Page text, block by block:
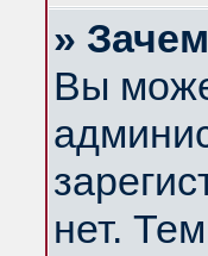
»
Вы
нет.